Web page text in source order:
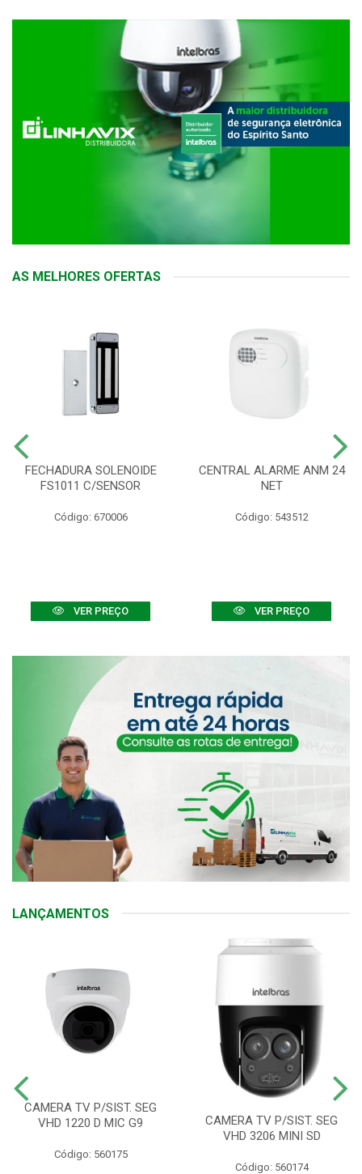
AS MELHORES OFERTAS
FECHADURA SOLENOIDE
FS1011 C/SENSOR
Código: 670006
VER PREÇO
CENTRAL ALARME ANM 24
NET
Código: 543512
VER PREÇO
LANÇAMENTOS
CAMERA TV P/SIST. SEG
VHD 1220 D MIC G9
Código: 560175
CAMERA TV P/SIST. SEG
VHD 3206 MINI SD
Código: 560174